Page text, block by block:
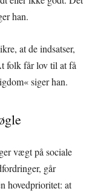
han.
at de indsatser,
folk får lov til at få
siger han.
vægt på sociale
går
hovedprioritet: at